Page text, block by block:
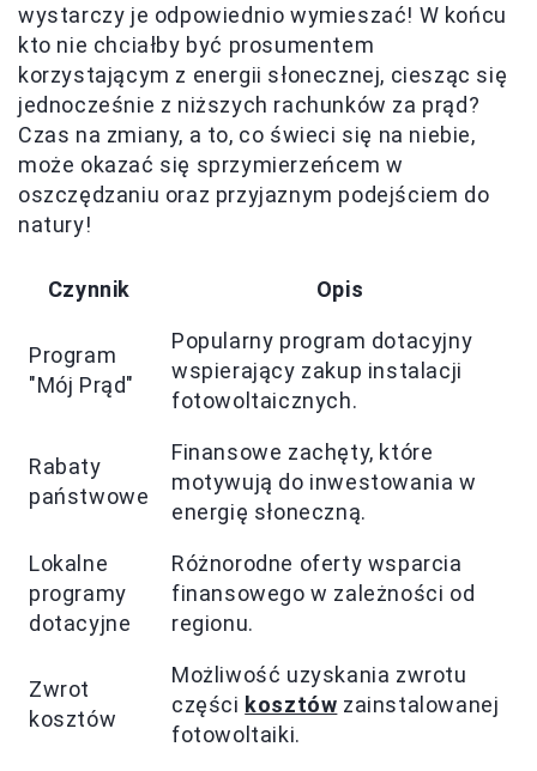
wystarczy je odpowiednio wymieszać! W końcu
kto nie chciałby być prosumentem
korzystającym z energii słonecznej, ciesząc się
jednocześnie z niższych rachunków za prąd?
Czas na zmiany, a to, co świeci się na niebie,
może okazać się sprzymierzeńcem w
oszczędzaniu oraz przyjaznym podejściem do
natury!
Czynnik Opis
Program
"Mój Prąd"
Popularny program dotacyjny
wspierający zakup instalacji
fotowoltaicznych.
Rabaty
państwowe
Finansowe zachęty, które
motywują do inwestowania w
energię słoneczną.
Lokalne
programy
dotacyjne
Różnorodne oferty wsparcia
finansowego w zależności od
regionu.
Zwrot
kosztów
Możliwość uzyskania zwrotu
części kosztów zainstalowanej
fotowoltaiki.